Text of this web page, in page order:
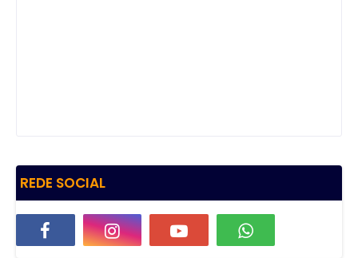
REDE SOCIAL